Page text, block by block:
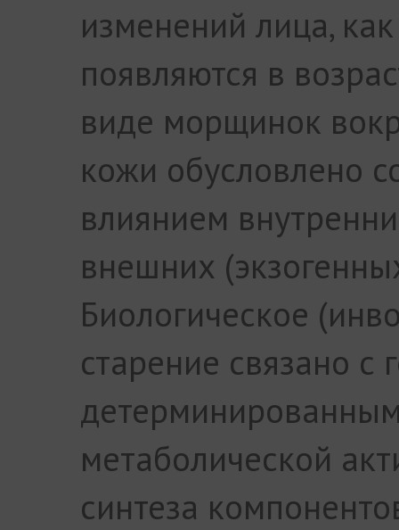
изменений лица,
появляются в
виде морщинок
кожи обусловлено
влиянием
внешних
Биологическое
старение связано с
метаболической
синтеза